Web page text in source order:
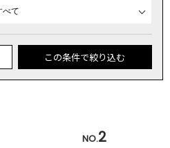
この条件で絞り込む
NO.2